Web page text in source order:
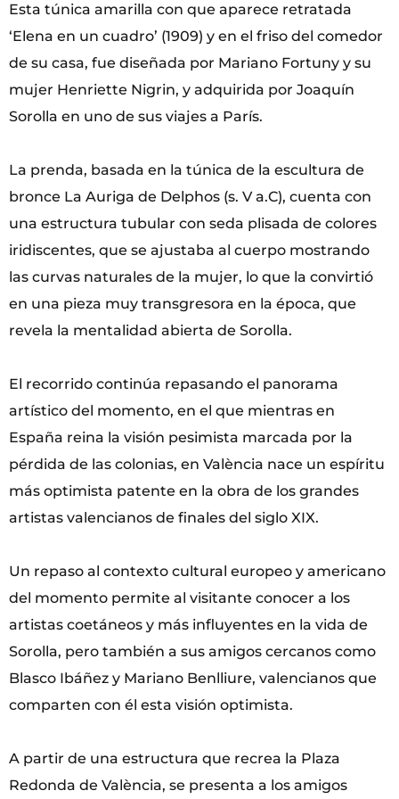
Esta túnica amarilla con que aparece retratada
‘Elena en un cuadro’ (1909) y en el friso del comedor
de su casa, fue diseñada por Mariano Fortuny y su
mujer Henriette Nigrin, y adquirida por Joaquín
Sorolla en uno de sus viajes a París.
La prenda, basada en la túnica de la escultura de
bronce La Auriga de Delphos (s. V a.C), cuenta con
una estructura tubular con seda plisada de colores
iridiscentes, que se ajustaba al cuerpo mostrando
las curvas naturales de la mujer, lo que la convirtió
en una pieza muy transgresora en la época, que
revela la mentalidad abierta de Sorolla.
El recorrido continúa repasando el panorama
artístico del momento, en el que mientras en
España reina la visión pesimista marcada por la
pérdida de las colonias, en València nace un espíritu
más optimista patente en la obra de los grandes
artistas valencianos de finales del siglo XIX.
Un repaso al contexto cultural europeo y americano
del momento permite al visitante conocer a los
artistas coetáneos y más influyentes en la vida de
Sorolla, pero también a sus amigos cercanos como
Blasco Ibáñez y Mariano Benlliure, valencianos que
comparten con él esta visión optimista.
A partir de una estructura que recrea la Plaza
Redonda de València, se presenta a los amigos